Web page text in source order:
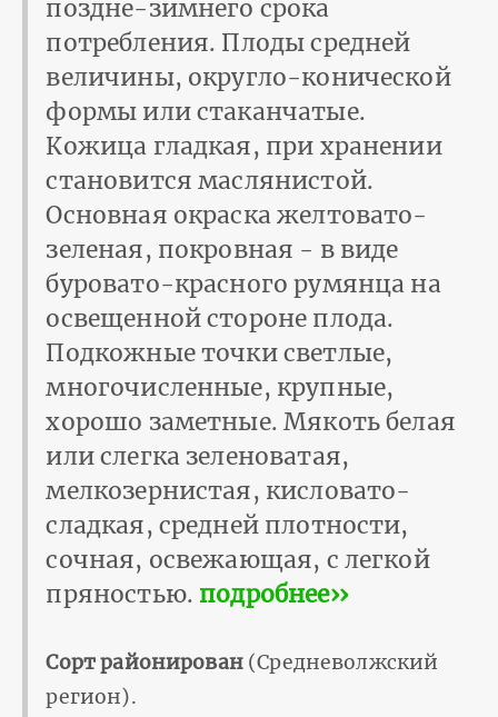
поздне-зимнего срока
потребления. Плоды средней
величины, округло-конической
формы или стаканчатые.
Кожица гладкая, при хранении
становится маслянистой.
Основная окраска желтовато-
зеленая, покровная - в виде
буровато-красного румянца на
освещенной стороне плода.
Подкожные точки светлые,
многочисленные, крупные,
хорошо заметные. Мякоть белая
или слегка зеленоватая,
мелкозернистая, кисловато-
сладкая, средней плотности,
сочная, освежающая, с легкой
пряностью. подробнее››
Сорт районирован(Средневолжский
регион).